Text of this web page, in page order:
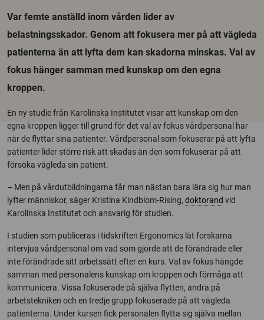
Var femte anställd inom vården lider av
belastningsskador. Genom att fokusera mer på att vägleda
patienterna än att lyfta dem kan skadorna minskas. Val av
fokus hänger samman med kunskap om den egna
kroppen.
En ny studie från Karolinska Institutet visar att kunskap om den
egna kroppen ligger till grund för det val av fokus vårdpersonal har
när de flyttar sina patienter. Vårdpersonal som fokuserar på att lyfta
patienter lider större risk att skadas än den som fokuserar på att
försöka vägleda sin patient.
– Men på vårdutbildningarna får man nästan bara lära sig hur man
lyfter människor, säger Kristina Kindblom-Rising, doktorand vid
Karolinska Institutet och ansvarig för studien.
I studien som publiceras i tidskriften Ergonomics lät forskarna
intervjua vårdpersonal om vad som gjorde att de förändrade eller
inte förändrade sitt arbetssätt efter en kurs. Val av fokus hängde
samman med personalens kunskap om kroppen och förmåga att
kommunicera. Vissa fokuserade på själva flytten, andra på
arbetstekniken och en tredje grupp fokuserade på att vägleda
patienterna. Under kursen fick personalen flytta sig själva mellan